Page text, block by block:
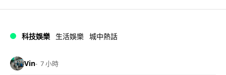
科技娛樂 生活娛樂 城中熱話
Vin 7 小時